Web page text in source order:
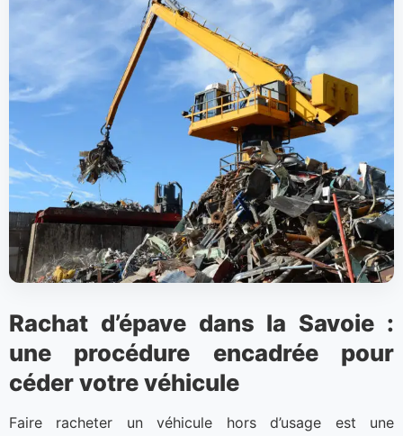
Rachat d’épave dans la Savoie :
une procédure encadrée pour
céder votre véhicule
Faire racheter un véhicule hors d’usage est une